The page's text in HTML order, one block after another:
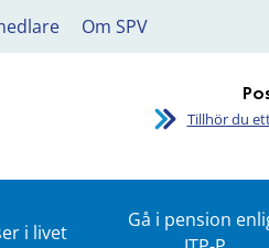
Om SPV
Tillhör du
i livet
Gå i pension